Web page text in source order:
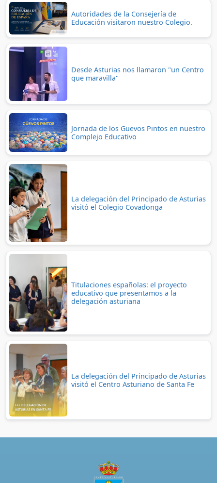
Autoridades de la Consejería de
Educación visitaron nuestro Colegio.
Desde Asturias nos llamaron "un Centro
que maravilla"
Jornada de los Güevos Pintos en nuestro
Complejo Educativo
La delegación del Principado de Asturias
visitó el Colegio Covadonga
Titulaciones españolas: el proyecto
educativo que presentamos a la
delegación asturiana
La delegación del Principado de Asturias
visitó el Centro Asturiano de Santa Fe